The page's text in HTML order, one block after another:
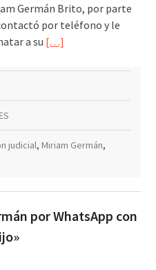
Germán Brito, por parte
por teléfono y le
a su […]
judicial, Miriam Germán,
por WhatsApp con